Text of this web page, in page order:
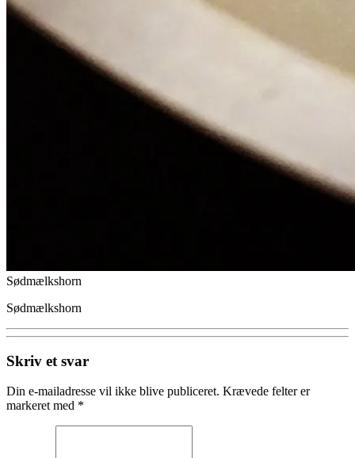
Sødmælkshorn
Sødmælkshorn
Skriv et svar
Din e-mailadresse vil ikke blive publiceret. Krævede felter er
markeret med *